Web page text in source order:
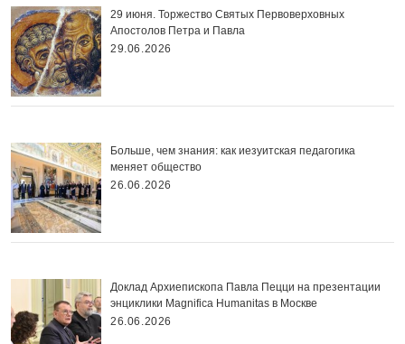
29 июня. Торжество Святых Первоверховных
Апостолов Петра и Павла
29.06.2026
Больше, чем знания: как иезуитская педагогика
меняет общество
26.06.2026
Доклад Архиепископа Павла Пецци на презентации
энциклики Magnifica Нumanitas в Москве
26.06.2026